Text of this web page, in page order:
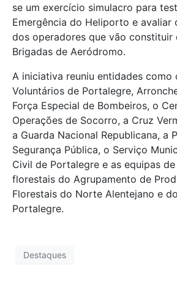
se um exercício simulacro para
Emergência do Heliporto e avaliar
dos operadores que vão constituir
Brigadas de Aeródromo.
A iniciativa reuniu entidades como
Voluntários de Portalegre,
Força Especial de Bombeiros, o
Operações de Socorro, a Cruz
a Guarda Nacional Republicana, a
Segurança Pública, o Serviço
Civil de Portalegre e as equipas
florestais do Agrupamento de
Florestais do Norte Alentejano e
Portalegre.
Destaques